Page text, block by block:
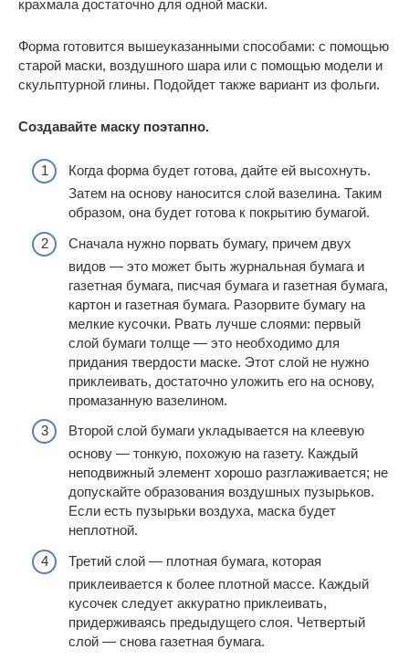
крахмала достаточно для одной маски.
Форма готовится вышеуказанными способами: с помощью
старой маски, воздушного шара или с помощью модели и
скульптурной глины. Подойдет также вариант из фольги.
Создавайте маску поэтапно.
Когда форма будет готова, дайте ей высохнуть.
Затем на основу наносится слой вазелина. Таким
образом, она будет готова к покрытию бумагой.
Сначала нужно порвать бумагу, причем двух
видов — это может быть журнальная бумага и
газетная бумага, писчая бумага и газетная бумага,
картон и газетная бумага. Разорвите бумагу на
мелкие кусочки. Рвать лучше слоями: первый
слой бумаги толще — это необходимо для
придания твердости маске. Этот слой не нужно
приклеивать, достаточно уложить его на основу,
промазанную вазелином.
Второй слой бумаги укладывается на клеевую
основу — тонкую, похожую на газету. Каждый
неподвижный элемент хорошо разглаживается; не
допускайте образования воздушных пузырьков.
Если есть пузырьки воздуха, маска будет
неплотной.
Третий слой — плотная бумага, которая
приклеивается к более плотной массе. Каждый
кусочек следует аккуратно приклеивать,
придерживаясь предыдущего слоя. Четвертый
слой — снова газетная бумага.